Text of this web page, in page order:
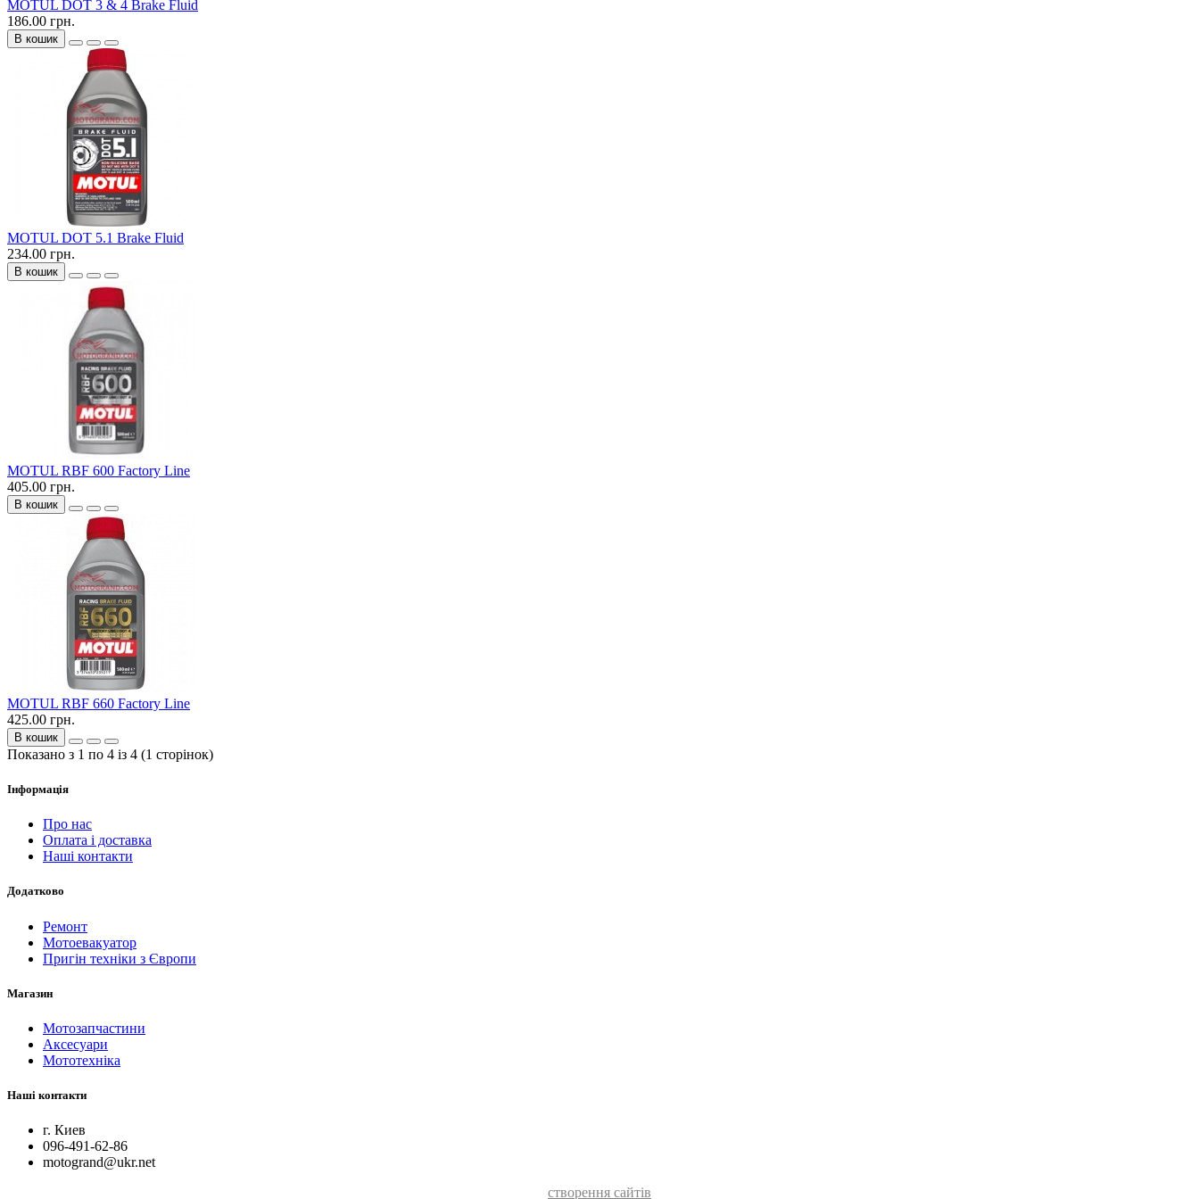
MOTUL DOT 3 & 4 Brake Fluid
186.00 грн.
В кошик
MOTUL DOT 5.1 Brake Fluid
234.00 грн.
В кошик
MOTUL RBF 600 Factory Line
405.00 грн.
В кошик
MOTUL RBF 660 Factory Line
425.00 грн.
В кошик
Показано з 1 по 4 із 4 (1 сторінок)
Інформація
Про нас
Оплата і доставка
Наші контакти
Додатково
Ремонт
Мотоевакуатор
Пригін техніки з Європи
Магазин
Мотозапчастини
Аксесуари
Мототехніка
Наші контакти
г. Киев
096-491-62-86
motogrand@ukr.net
створення сайтів